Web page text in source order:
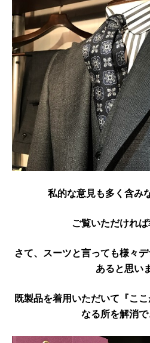
私的な意見も多く含み
ご覧いただければ
さて、スーツと言っても様々
あると思い
既製品を着用いただいて『こ
なる所を解消で